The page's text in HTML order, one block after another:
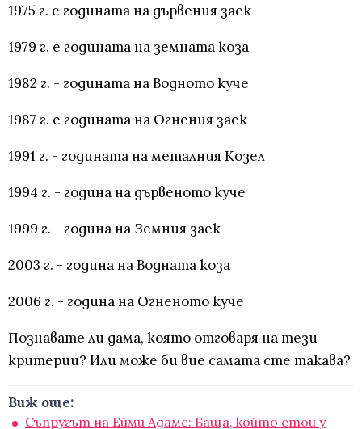
1975 г. е годината на дървения заек
1979 г. е годината на земната коза
1982 г. - годината на Водното куче
1987 г. е годината на Огнения заек
1991 г. - годината на металния Козел
1994 г. - година на дървеното куче
1999 г. - година на Земния заек
2003 г. - година на Водната коза
2006 г. - година на Огненото куче
Познавате ли дама, която отговаря на тези
критерии? Или може би вие самата сте такава?
Виж още:
Съпругът на Ейми Адамс: Баща, който стои у